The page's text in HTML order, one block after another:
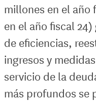
millones en el año
en el año fiscal
de eficiencias,
ingresos y
servicio de la
más profundos se